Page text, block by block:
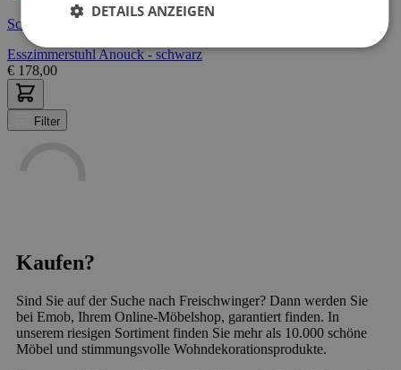
Schnelle Lieferung
Esszimmerstuhl Anouck - schwarz
€ 178,00
Filter
Kaufen?
Sind Sie auf der Suche nach Freischwinger? Dann werden Sie
bei Emob, Ihrem Online-Möbelshop, garantiert finden. In
unserem riesigen Sortiment finden Sie mehr als 10.000 schöne
Möbel und stimmungsvolle Wohndekorationsprodukte.
DETAILS ANZEIGEN